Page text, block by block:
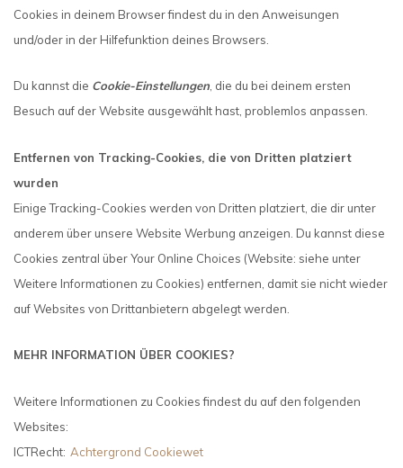
Cookies in deinem Browser findest du in den Anweisungen
und/oder in der Hilfefunktion deines Browsers.
Du kannst die Cookie-Einstellungen, die du bei deinem ersten
Besuch auf der Website ausgewählt hast, problemlos anpassen.
Entfernen von Tracking-Cookies, die von Dritten platziert
wurden
Einige Tracking-Cookies werden von Dritten platziert, die dir unter
anderem über unsere Website Werbung anzeigen. Du kannst diese
Cookies zentral über Your Online Choices (Website: siehe unter
Weitere Informationen zu Cookies) entfernen, damit sie nicht wieder
auf Websites von Drittanbietern abgelegt werden.
MEHR INFORMATION ÜBER COOKIES?
Weitere Informationen zu Cookies findest du auf den folgenden
Websites:
ICTRecht: Achtergrond Cookiewet